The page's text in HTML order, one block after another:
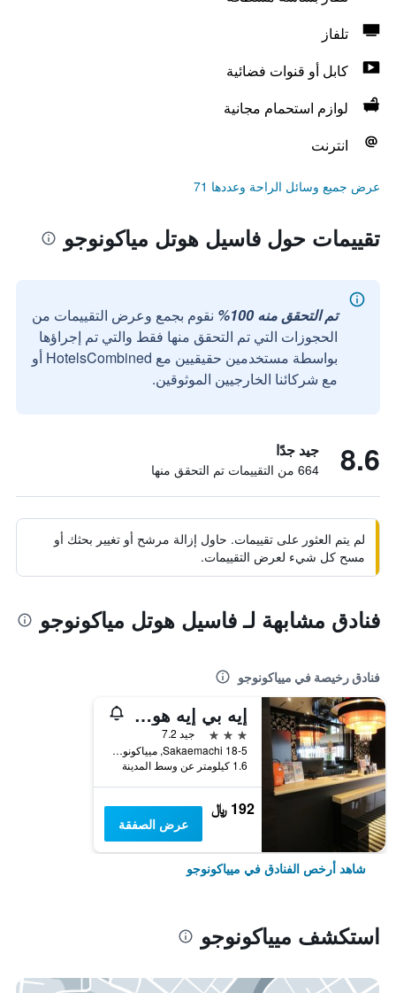
تلفاز
كابل أو قنوات فضائية
لوازم استحمام مجانية
انترنت
عرض جميع وسائل الراحة وعددها 71
تقييمات حول فاسيل هوتل مياكونوجو
تم التحقق منه 100%
نقوم بجمع وعرض التقييمات من
الحجوزات التي تم التحقق منها فقط والتي تم إجراؤها
بواسطة مستخدمين حقيقيين مع HotelsCombined أو
مع شركائنا الخارجيين الموثوقين.
8.6 جيد جدًا
664 من التقييمات تم التحقق منها
لم يتم العثور على تقييمات. حاول إزالة مرشح أو تغيير بحثك أو
مسح كل شيء لعرض التقييمات.
فنادق مشابهة لـ فاسيل هوتل مياكونوجو
فنادق رخيصة في ميياكونوجو
إيه بي إيه هوتل ميازاكي مياكونوجو ستيشن
3 نجوم
جيد 7.2
18-5 Sakaemachi, ميياكونوجو, اليابان
1.6 كيلومتر عن وسط المدينة
192 ﷼
عرض الصفقة
شاهد أرخص الفنادق في ميياكونوجو
استكشف ميياكونوجو